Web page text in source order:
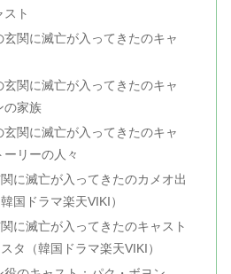
ト
関に滅亡が入ってきたのキャ
関に滅亡が入ってきたのキャ
の家族
関に滅亡が入ってきたのキャ
リーの人々
に滅亡が入ってきたのカメオ出
国ドラマ楽天VIKI）
に滅亡が入ってきたのキャスト
タ（韓国ドラマ楽天VIKI）